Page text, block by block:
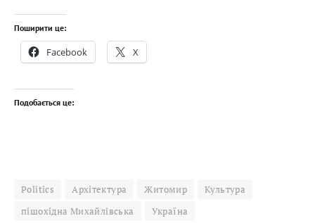
Поширити це:
Facebook X
Подобається це:
Politics Архітектура Житомир
Культура
пішохідна Михайлівська
Україна